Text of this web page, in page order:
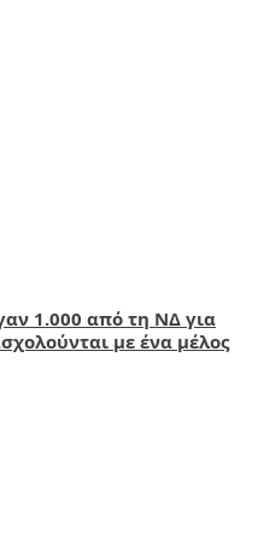
1.000 από τη ΝΔ για
με ένα μέλος